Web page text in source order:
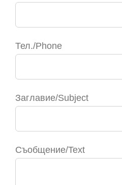
Тел./Phone
Заглавие/Subject
Съобщение/Text